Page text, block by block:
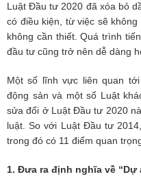
Luật Đầu tư 2020 đã xóa bỏ
có điều kiện, từ việc sẽ
không cần thiết. Quá trình
đầu tư cũng trở nên dễ dàng
Một số lĩnh vực liên quan
động sản và một số Luật
sửa đổi ở Luật Đầu tư 2020
luật. So với Luật Đầu tư
trong đó có 11 điểm quan
1. Đưa ra định nghĩa về